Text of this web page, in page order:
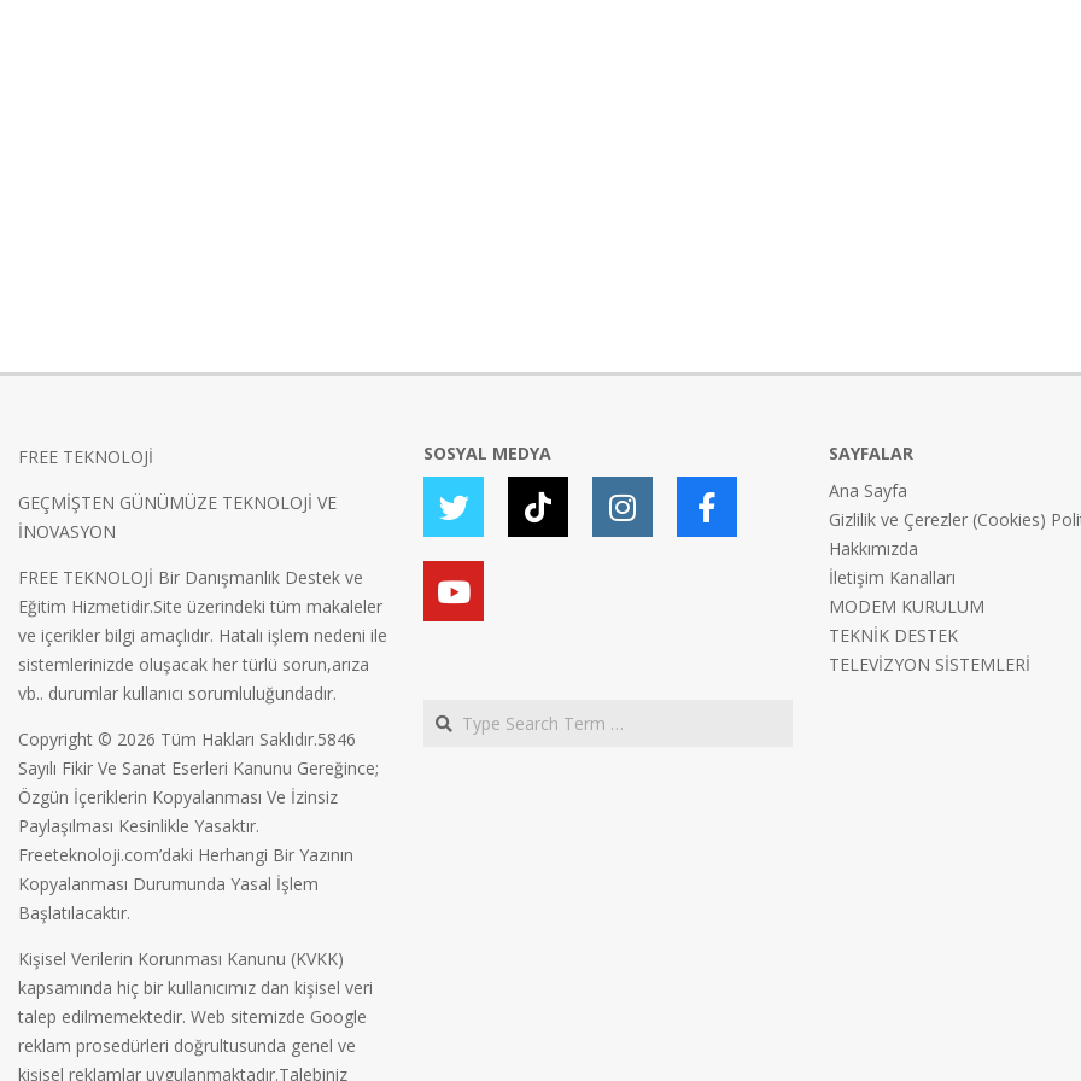
FREE TEKNOLOJİ
GEÇMİŞTEN GÜNÜMÜZE TEKNOLOJİ VE
İNOVASYON
FREE TEKNOLOJİ Bir Danışmanlık Destek ve
Eğitim Hizmetidir.Site üzerindeki tüm makaleler
ve içerikler bilgi amaçlıdır. Hatalı işlem nedeni ile
sistemlerinizde oluşacak her türlü sorun,arıza
vb.. durumlar kullanıcı sorumluluğundadır.
Copyright © 2026 Tüm Hakları Saklıdır.5846
Sayılı Fikir Ve Sanat Eserleri Kanunu Gereğince;
Özgün İçeriklerin Kopyalanması Ve İzinsiz
Paylaşılması Kesinlikle Yasaktır.
Freeteknoloji.com’daki Herhangi Bir Yazının
Kopyalanması Durumunda Yasal İşlem
Başlatılacaktır.
Kişisel Verilerin Korunması Kanunu (KVKK)
kapsamında hiç bir kullanıcımız dan kişisel veri
talep edilmemektedir. Web sitemizde Google
reklam prosedürleri doğrultusunda genel ve
kişisel reklamlar uygulanmaktadır.Talebiniz
SOSYAL MEDYA
Search
SAYFALAR
Ana Sayfa
Gizlilik ve Çerezler (Cookies)
Hakkımızda
İletişim Kanalları
MODEM KURULUM
TEKNİK DESTEK
TELEVİZYON SİSTEMLERİ